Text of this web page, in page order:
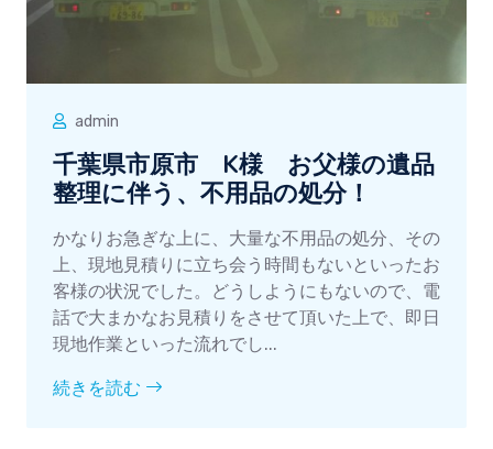
admin
千葉県市原市 K様 お父様の遺品
整理に伴う、不用品の処分！
かなりお急ぎな上に、大量な不用品の処分、その
上、現地見積りに立ち会う時間もないといったお
客様の状況でした。どうしようにもないので、電
話で大まかなお見積りをさせて頂いた上で、即日
現地作業といった流れでし...
続きを読む